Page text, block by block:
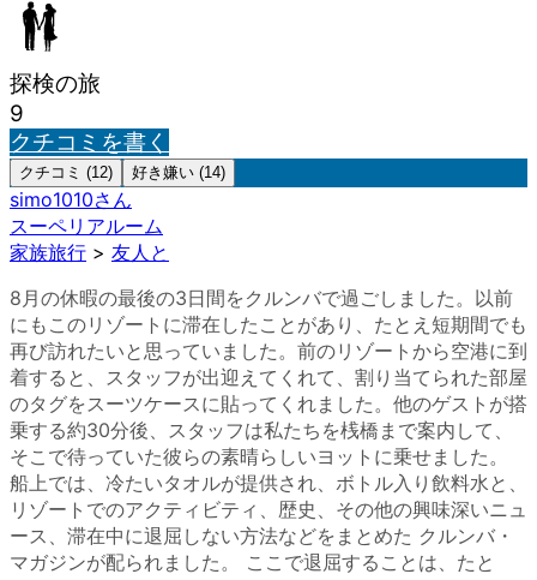
探検の旅
9
クチコミを書く
クチコミ (12) 好き嫌い (14)
simo1010さん
スーペリアルーム
家族旅行 > 友人と
8月の休暇の最後の3日間をクルンバで過ごしました。以前
にもこのリゾートに滞在したことがあり、たとえ短期間でも
再び訪れたいと思っていました。前のリゾートから空港に到
着すると、スタッフが出迎えてくれて、割り当てられた部屋
のタグをスーツケースに貼ってくれました。他のゲストが搭
乗する約30分後、スタッフは私たちを桟橋まで案内して、
そこで待っていた彼らの素晴らしいヨットに乗せました。
船上では、冷たいタオルが提供され、ボトル入り飲料水と、
リゾートでのアクティビティ、歴史、その他の興味深いニュ
ース、滞在中に退屈しない方法などをまとめた クルンバ・
マガジンが配られました。 ここで退屈することは、たと